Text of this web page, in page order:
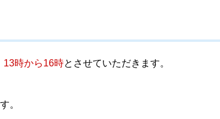
13時から16時とさせていただきます。
。